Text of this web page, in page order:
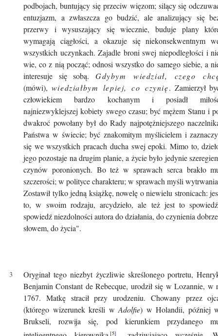
podbojach, buntujący się przeciw więzom; silący się
entuzjazm, a zwłaszcza go budzić, ale analizujący się
przerwy i wysuszający się wiecznie, buduje plany
wymagają ciągłości, a okazuje się niekonsekwentnym
wszystkich uczynkach. Zajadle broni swej niepodległości i
wie, co z nią począć; odnosi wszystko do samego siebie, a
interesuje się sobą.Gdybym wiedział, czego
(mówi), wiedziałbym lepiej, co czynię. Zamierzył
człowiekiem bardzo kochanym i posiadł
najniezwyklejszej kobiety swego czasu; być mężem Stanu i
dwakroć powołany był do Rady najpotężniejszego
Państwa w świecie; być znakomitym myślicielem i
się we wszystkich pracach ducha swej epoki. Mimo to,
jego pozostaje na drugim planie, a życie było jedynie
czynów poronionych. Bo też w sprawach serca brakło
szczerości; w polityce charakteru; w sprawach myśli
Zostawił tylko jedną książkę, nowelę o niewielu stronicach:
to, w swoim rodzaju, arcydzieło, ale też jest to
spowiedź niezdolności autora do działania, do czynienia
słowem, do życia".
Oryginał tego niezbyt życzliwie skreślonego portretu,
Benjamin Constant de Rebecque, urodził się w Lozannie, w
1767. Matkę stracił przy urodzeniu. Chowany przez
(którego wizerunek kreśli wAdolfie) w Holandii, później
Brukseli, rozwija się, pod kierunkiem przydanego